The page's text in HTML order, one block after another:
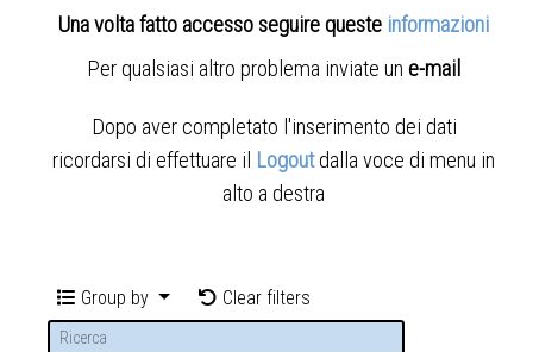
Una volta fatto accesso seguire queste informazioni
Per qualsiasi altro problema inviate un e-mail
Dopo aver completato l'inserimento dei dati
ricordarsi di effettuare il Logout dalla voce di menu in
alto a destra
Group by Clear filters